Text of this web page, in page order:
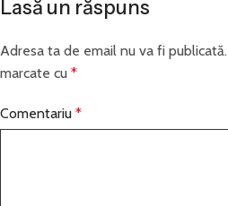
Lasă un răspuns
Adresa ta de email nu va fi publicată.
marcate cu *
Comentariu *